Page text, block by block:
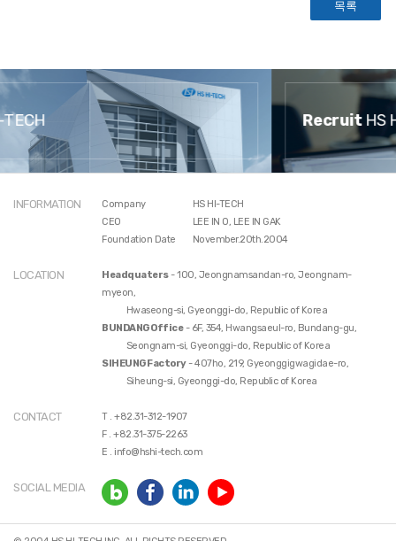
목록
Recruit HS HI-TECH
INFORMATION Company
HS HI-TECH
CEO
LEE IN O, LEE IN GAK
Foundation Date
November.20th.2004
LOCATION Headquaters- 100, Jeongnamsandan-ro, Jeongnam-
myeon,
Hwaseong-si, Gyeonggi-do, Republic of Korea
BUNDANG Office- 6F, 354, Hwangsaeul-ro, Bundang-gu,
Seongnam-si, Gyeonggi-do, Republic of Korea
SIHEUNG Factory- 407ho, 219, Gyeonggigwagidae-ro,
Siheung-si, Gyeonggi-do, Republic of Korea
CONTACT T . +82.31-312-1907
F . +82.31-375-2263
E . info@hshi-tech.com
SOCIAL MEDIA